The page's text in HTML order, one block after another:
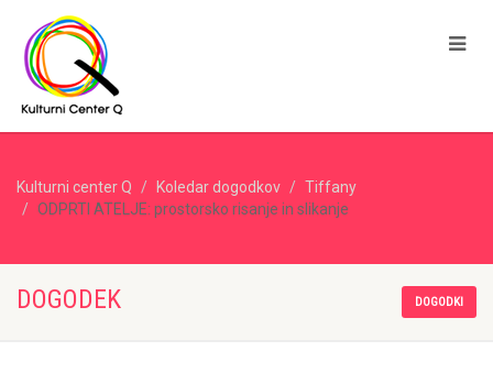
Kulturni center Q Koledar dogodkov
Tiffany
ODPRTI ATELJE: prostorsko risanje in slikanje
DOGODEK DOGODKI